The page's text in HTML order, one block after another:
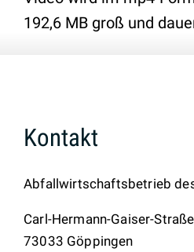
192,6 MB groß und
Kontakt
Abfallwirtschaftsbetrieb
Carl-Hermann-Gaiser-
73033 Göppingen